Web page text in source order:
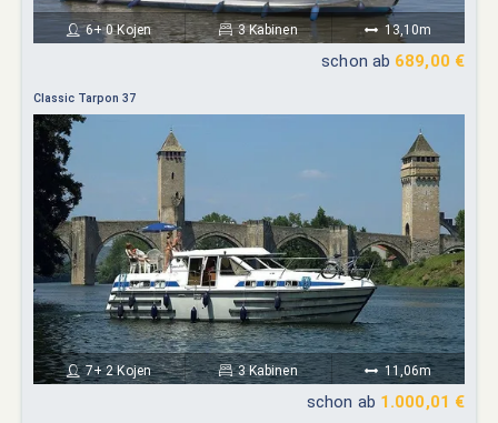
6+ 0 Kojen 3 Kabinen 13,10m
schon ab 689,00 €
Classic Tarpon 37
7+ 2 Kojen 3 Kabinen 11,06m
schon ab 1.000,01 €